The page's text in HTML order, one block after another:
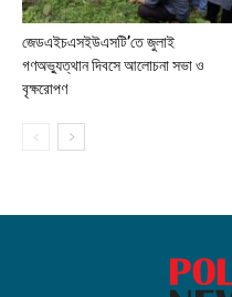
জেডএইচএসইউএসটি’তে জুলাই
গণঅভ্যুত্থান দিবসে আলোচনা সভা ও
বৃক্ষরোপণ